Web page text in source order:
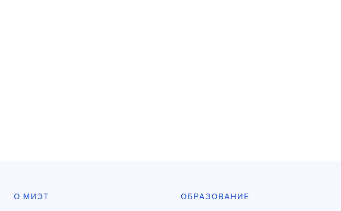
О МИЭТ ОБРАЗОВАНИЕ